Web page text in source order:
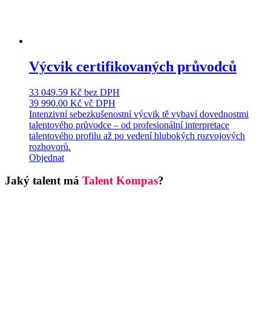
Výcvik certifikovaných průvodců
33 049.59 Kč bez DPH
39 990.00 Kč vč DPH
Intenzivní sebezkušenostní výcvik tě vybaví dovednostmi
talentového průvodce – od profesionální interpretace
talentového profilu až po vedení hlubokých rozvojových
rozhovorů.
Objednat
Jaký talent má Talent Kompas?